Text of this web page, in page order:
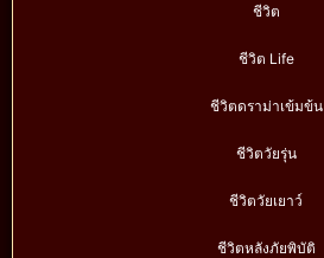
ชีวิต
ชีวิต Life
ชีวิตดราม่าเข้มข้น
ชีวิตวัยรุ่น
ชีวิตวัยเยาว์
ชีวิตหลังภัยพิบัติ